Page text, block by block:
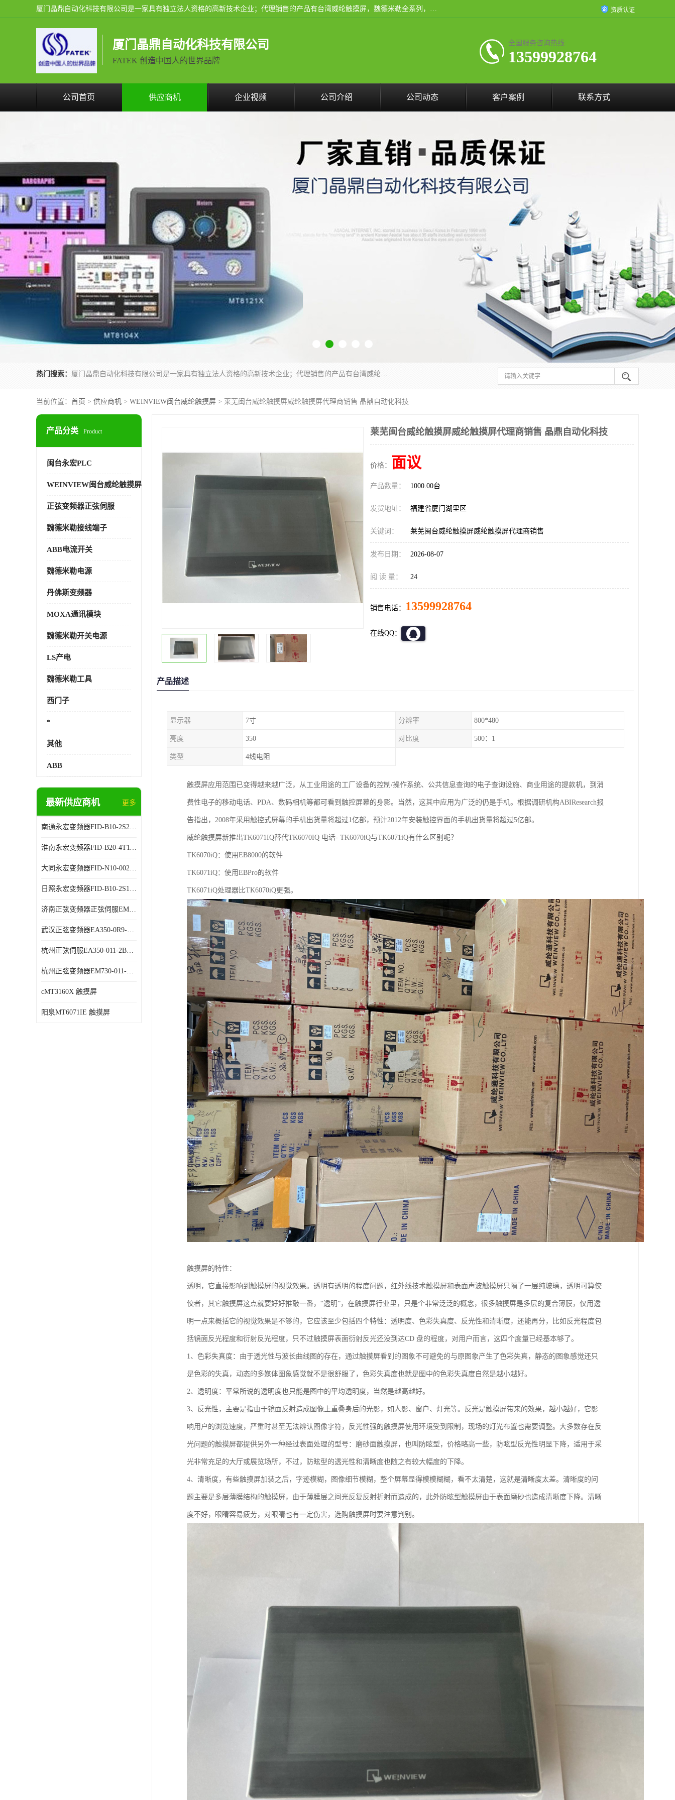
厦门晶鼎自动化科技有限公司是一家具有独立法人资格的高新技术企业；代理销售的产品有台湾威纶触摸屏，魏德米勒全系列，永宏触摸屏,威纶触摸屏,台湾威纶weinview触摸屏,台湾永宏PLC，FATEK,永宏伺服,图儿克总线，施耐德，欧姆龙，西门子，富士变频，K&N蓝系列， BUSSMANN，松下变频器，丹佛斯变频器等。 资质认证
厦门晶鼎自动化科技有限公司
FATEK 创造中国人的世界品牌
全国服务咨询热线:
13599928764
公司首页 供应商机 企业视频 公司介绍 公司动态 客户案例 联系方式
热门搜索： 厦门晶鼎自动化科技有限公司是一家具有独立法人资格的高新技术企业；代理销售的产品有台湾威纶触摸屏，魏德米勒全系列，永宏触摸屏,威纶触摸屏,台湾威纶weinview触摸屏,台湾永宏PLC，FATEK,永宏伺服,图儿克总线，施耐德，欧姆龙，西门子，富士变频，K&N蓝系列， BUSSMANN，松下变频器，丹佛斯变频器等。
当前位置： 首页 > 供应商机 > WEINVIEW闽台威纶触摸屏 > 莱芜闽台威纶触摸屏威纶触摸屏代理商销售 晶鼎自动化科技
产品分类 Product
闽台永宏PLC
WEINVIEW闽台威纶触摸屏
正弦变频器正弦伺服
魏德米勒接线端子
ABB电流开关
魏德米勒电源
丹佛斯变频器
MOXA通讯模块
魏德米勒开关电源
LS产电
魏德米勒工具
西门子
*
其他
ABB
最新供应商机 更多
南通永宏变频器FID-B10-2S2.2G 厂家销售
淮南永宏变频器FID-B20-4T11G 厂家销售
大同永宏变频器FID-N10-002243 厂家销售
日照永宏变频器FID-B10-2S1.5G 代理商销售
济南正弦变频器正弦伺服EM730-315-3代理商 变频器 代理商销售
武汉正弦变频器EA350-0R9-1B代理商 变频器 代理商销售
杭州正弦伺服EA350-011-2B代理商 变频器 代理商销售
杭州正弦变频器EM730-011-3B代理商 变频器 代理商销售
cMT3160X 触摸屏
阳泉MT6071IE 触摸屏
莱芜闽台威纶触摸屏威纶触摸屏代理商销售 晶鼎自动化科技
价格： 面议
产品数量： 1000.00台
发货地址： 福建省厦门湖里区
关键词： 莱芜闽台威纶触摸屏威纶触摸屏代理商销售
发布日期： 2026-08-07
阅 读 量： 24
销售电话： 13599928764
在线QQ：
产品描述
显示器 7寸 分辨率 800*480
亮度 350 对比度 500：1
类型 4线电阻
触摸屏应用范围已变得越来越广泛，从工业用途的工厂设备的控制/操作系统、公共信息查询的电子查询设施、商业用途的提款机，到消
费性电子的移动电话、PDA、数码相机等都可看到触控屏幕的身影。当然，这其中应用为广泛的仍是手机。根据调研机构ABIResearch报
告指出，2008年采用触控式屏幕的手机出货量将超过1亿部，预计2012年安装触控界面的手机出货量将超过5亿部。
威纶触摸屏新推出TK6071IQ替代TK6070IQ 电话- TK6070iQ与TK6071iQ有什么区别呢？
TK6070iQ：使用EB8000的软件
TK6071iQ：使用EBPro的软件
TK6071iQ处理器比TK6070iQ更强。
触摸屏的特性：
透明，它直接影响到触摸屏的视觉效果。透明有透明的程度问题，红外线技术触摸屏和表面声波触摸屏只隔了一层纯玻璃，透明可算佼
佼者，其它触摸屏这点就要好好推敲一番，“透明”，在触摸屏行业里，只是个非常泛泛的概念，很多触摸屏是多层的复合薄膜，仅用透
明一点来概括它的视觉效果是不够的，它应该至少包括四个特性：透明度、色彩失真度、反光性和清晰度，还能再分，比如反光程度包
括镜面反光程度和衍射反光程度，只不过触摸屏表面衍射反光还没到达CD 盘的程度，对用户而言，这四个度量已经基本够了。
1、色彩失真度：由于透光性与波长曲线图的存在，通过触摸屏看到的图象不可避免的与原图象产生了色彩失真，静态的图象感觉还只
是色彩的失真，动态的多媒体图象感觉就不是很舒服了，色彩失真度也就是图中的色彩失真度自然是越小越好。
2、透明度：平常所说的透明度也只能是图中的平均透明度，当然是越高越好。
3、反光性，主要是指由于镜面反射造成图像上重叠身后的光影，如人影、窗户、灯光等。反光是触摸屏带来的效果，越小越好，它影
响用户的浏览速度，严重时甚至无法辨认图像字符，反光性强的触摸屏使用环境受到限制，现场的灯光布置也需要调整。大多数存在反
光问题的触摸屏都提供另外一种经过表面处理的型号：磨砂面触摸屏，也叫防眩型，价格略高一些，防眩型反光性明显下降，适用于采
光非常充足的大厅或展览场所，不过，防眩型的透光性和清晰度也随之有较大幅度的下降。
4、清晰度，有些触摸屏加装之后，字迹模糊，图像细节模糊，整个屏幕显得模模糊糊，看不太清楚，这就是清晰度太差。清晰度的问
题主要是多层薄膜结构的触摸屏，由于薄膜层之间光反复反射折射而造成的，此外防眩型触摸屏由于表面磨砂也造成清晰度下降。清晰
度不好，眼睛容易疲劳，对眼睛也有一定伤害，选购触摸屏时要注意判别。